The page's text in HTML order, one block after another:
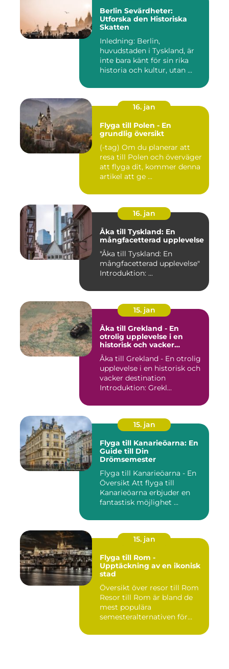
Berlin Sevärdheter:
Utforska den Historiska
Skatten
Inledning: Berlin,
huvudstaden i Tyskland, är
inte bara känt för sin rika
historia och kultur, utan ...
16. jan
Flyga till Polen - En
grundlig översikt
(-tag) Om du planerar att
resa till Polen och överväger
att flyga dit, kommer denna
artikel att ge ...
16. jan
Åka till Tyskland: En
mångfacetterad upplevelse
"Åka till Tyskland: En
mångfacetterad upplevelse"
Introduktion: ...
15. jan
Åka till Grekland - En
otrolig upplevelse i en
historisk och vacker
destination
Åka till Grekland - En otrolig
upplevelse i en historisk och
vacker destination
Introduktion: Grekl...
15. jan
Flyga till Kanarieöarna: En
Guide till Din
Drömsemester
Flyga till Kanarieöarna - En
Översikt Att flyga till
Kanarieöarna erbjuder en
fantastisk möjlighet ...
15. jan
Flyga till Rom -
Upptäckning av en ikonisk
stad
Översikt över resor till Rom
Resor till Rom är bland de
mest populära
semesteralternativen för